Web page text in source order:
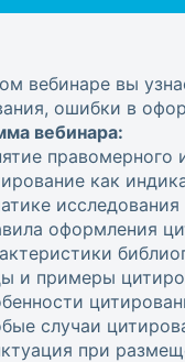
вебинаре вы
ошибки в
вебинара:
правомерного
как
исследования
оформления
и примеры
случаи
при